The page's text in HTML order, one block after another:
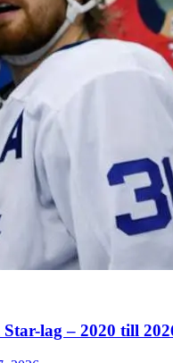
lag – 2020 till